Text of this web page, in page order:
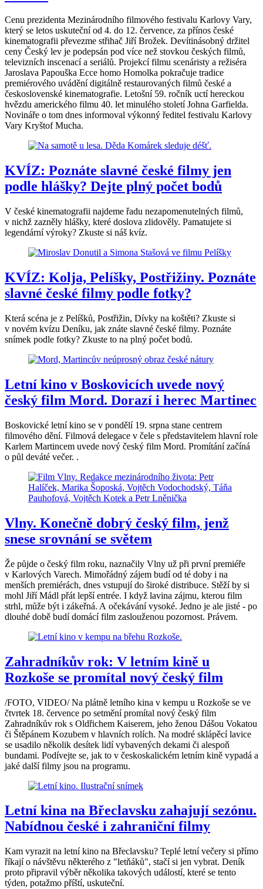
Cenu prezidenta Mezinárodního filmového festivalu Karlovy Vary,
který se letos uskuteční od 4. do 12. července, za přínos české
kinematografii převezme střihač Jiří Brožek. Devítinásobný držitel
ceny Český lev je podepsán pod více než stovkou českých filmů,
televizních inscenací a seriálů. Projekcí filmu scenáristy a režiséra
Jaroslava Papouška Ecce homo Homolka pokračuje tradice
premiérového uvádění digitálně restaurovaných filmů české a
československé kinematografie. Letošní 59. ročník uctí hereckou
hvězdu amerického filmu 40. let minulého století Johna Garfielda.
Novináře o tom dnes informoval výkonný ředitel festivalu Karlovy
Vary Kryštof Mucha.
KVÍZ: Poznáte slavné české filmy jen
podle hlášky? Dejte plný počet bodů
V české kinematografii najdeme řadu nezapomenutelných filmů,
v nichž zazněly hlášky, které doslova zlidověly. Pamatujete si
legendární výroky? Zkuste si náš kvíz.
KVÍZ: Kolja, Pelíšky, Postřižiny. Poznáte
slavné české filmy podle fotky?
Která scéna je z Pelíšků, Postřižin, Dívky na koštěti? Zkuste si
v novém kvízu Deníku, jak znáte slavné české filmy. Poznáte
snímek podle fotky? Zkuste to na plný počet bodů.
Letní kino v Boskovicích uvede nový
český film Mord. Dorazí i herec Martinec
Boskovické letní kino se v pondělí 19. srpna stane centrem
filmového dění. Filmová delegace v čele s představitelem hlavní role
Karlem Martincem uvede nový český film Mord. Promítání začíná
o půl deváté večer. .
Vlny. Konečně dobrý český film, jenž
snese srovnání se světem
Že půjde o český film roku, naznačily Vlny už při první premiéře
v Karlových Varech. Mimořádný zájem budí od té doby i na
menších premiérách, dnes vstupují do široké distribuce. Stěží by si
mohl Jiří Mádl přát lepší entrée. I když lavina zájmu, kterou film
strhl, může být i zákeřná. A očekávání vysoké. Jedno je ale jisté - po
dlouhé době budí domácí film zaslouženou pozornost. Právem.
Zahradníkův rok: V letním kině u
Rozkoše se promítal nový český film
/FOTO, VIDEO/ Na plátně letního kina v kempu u Rozkoše se ve
čtvrtek 18. července po setmění promítal nový český film
Zahradníkův rok s Oldřichem Kaiserem, jeho ženou Dášou Vokatou
či Štěpánem Kozubem v hlavních rolích. Na modré sklápěcí lavice
se usadilo několik desítek lidí vybavených dekami či alespoň
bundami. Podívejte se, jak to v českoskalickém letním kině vypadá a
jaké další filmy jsou na programu.
Letní kina na Břeclavsku zahajují sezónu.
Nabídnou české i zahraniční filmy
Kam vyrazit na letní kino na Břeclavsku? Teplé letní večery si přímo
říkají o návštěvu některého z "letňáků", stačí si jen vybrat. Deník
proto připravil výběr několika takových událostí, které se tento
týden, potažmo příští, uskuteční.